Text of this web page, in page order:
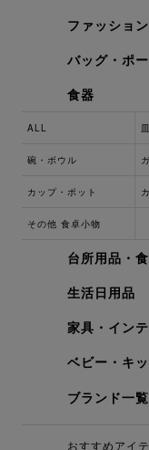
ファッショ
バッグ・ポ
食器
ALL
碗・ボウル
カップ・ポット
その他 食卓小物
台所用品・
生活日用品
家具・イン
ベビー・キ
ブランド一覧
おすすめアイ